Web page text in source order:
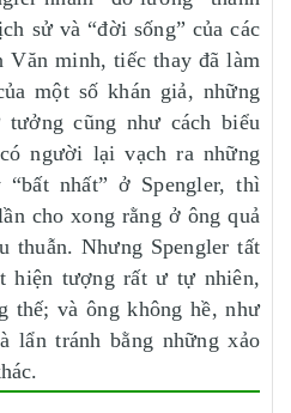
sử và “đời sống” của các
Văn minh, tiếc thay đã làm
một số khán giả, những
cũng như cách biểu
người lại vạch ra những
“bất nhất” ở Spengler, thì
cho xong rằng ở ông quả
thuẫn. Nhưng Spengler tất
hiện tượng rất ư tự nhiên,
thế; và ông không hề, như
lẩn tránh bằng những xảo